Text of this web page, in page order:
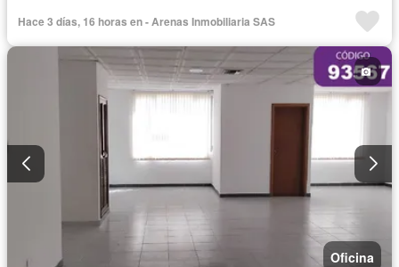
Hace 3 días, 16 horas en - Arenas Inmobiliaria SAS
Oficina